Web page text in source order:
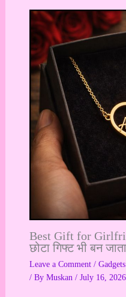
Best Gift for
छोटा गिफ्ट भी बन
Leave a Comment /
/ By Muskan / July 16, 2026